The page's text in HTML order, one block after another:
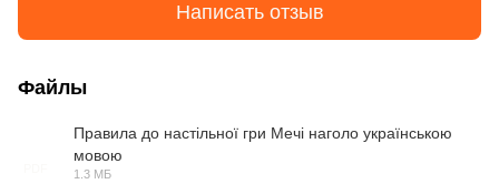
Написать отзыв
Файлы
Правила до настiльної гри Мечі наголо українською
мовою
1.3 МБ